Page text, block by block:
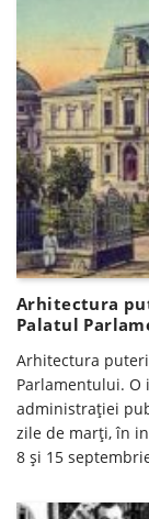
Arhitectura
Palatul
Arhitectura
Parlamentului. O
administrației
zile de marţi, în
8 și 15